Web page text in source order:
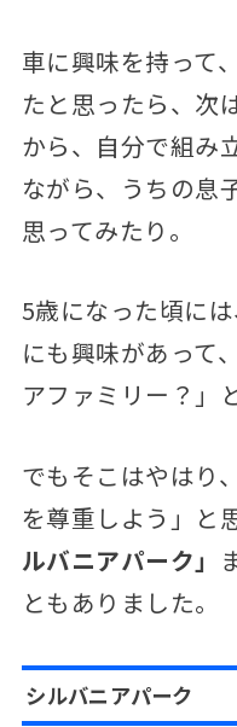
車に興味を持って、
たと思ったら、次
から、自分で組み
ながら、うちの息
思ってみたり。
5歳になった頃には
にも興味があって
アファミリー？」
でもそこはやはり
を尊重しよう」と
ルバニアパーク」
ともありました。
シルバニアパーク